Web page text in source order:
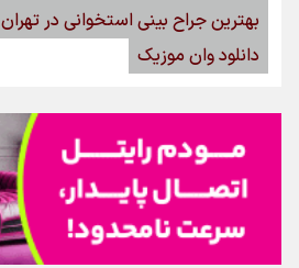
بهترین جراح بینی استخوانی در تهران
دانلود وان موزیک